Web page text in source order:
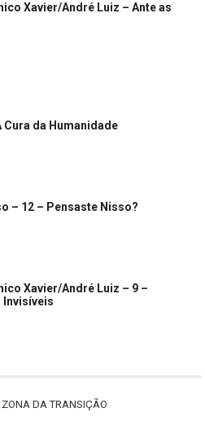
Xavier/André Luiz – Ante as
Cura da Humanidade
– 12 – Pensaste Nisso?
Xavier/André Luiz – 9 –
Invisíveis
ZONA DA TRANSIÇÃO